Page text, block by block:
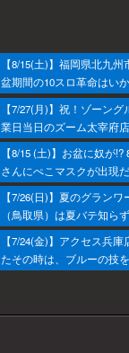
【8/15(土)】福岡県北九
盆期間の10スロ革命はい
ちゅうが潜入調査へ！
【7/27(月)】祝！ゾーン
業日当日のズーム太宰府
におすすめから攻めるの
【8/15 (土)】お盆に奴が
さんにぺこマスクが出現だ
【7/26(日)】夏のグラン
（鳥取県）は夏バテ知ら
調査してきたで～！
【7/24(金)】アクセス兵
たその時は、ブルーの技